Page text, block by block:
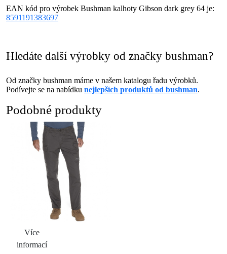
EAN kód pro výrobek Bushman kalhoty Gibson dark grey 64 je:
8591191383697
Hledáte další výrobky od značky bushman?
Od značky bushman máme v našem katalogu řadu výrobků.
Podívejte se na nabídku nejlepších produktů od bushman.
Podobné produkty
Více
informací